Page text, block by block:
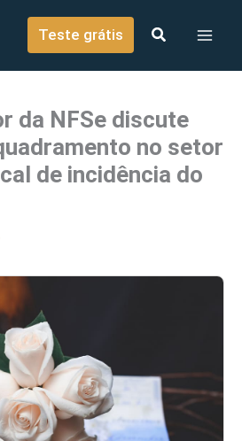
Teste grátis
da NFSe discute
no setor
de incidência do